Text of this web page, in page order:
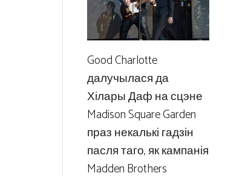
Good Charlotte
далучылася да
Хілары Даф на сцэне
Madison Square Garden
праз некалькі гадзін
пасля таго, як кампанія
Madden Brothers